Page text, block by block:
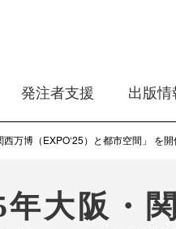
発注者支援 出版情
万博（EXPO‘25）と都市空間」 を開
大阪・